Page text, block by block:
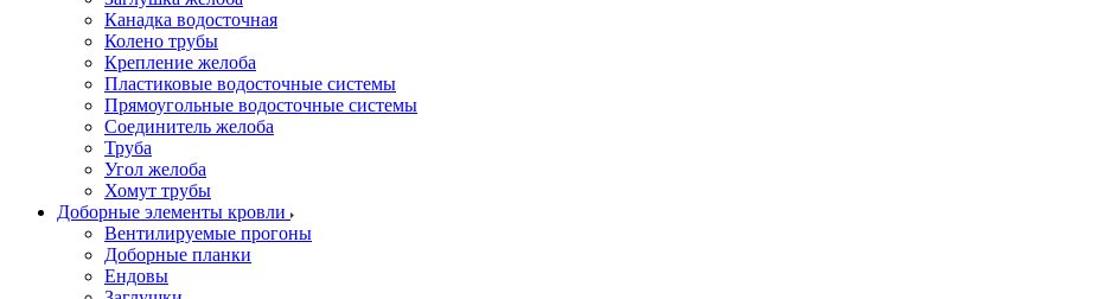
Канадка водосточная
Колено трубы
Крепление желоба
Пластиковые водосточные системы
Прямоугольные водосточные системы
Соединитель желоба
Труба
Угол желоба
Хомут трубы
Доборные элементы кровли
Вентилируемые прогоны
Доборные планки
Ендовы